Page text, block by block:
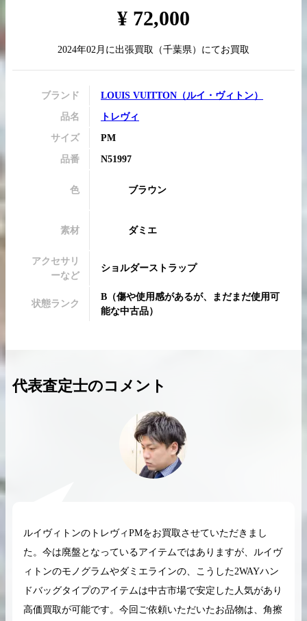
買取実績はこちらから
希少なリザード素材のバーキンの買取価格や
高く売るためのポイントを徹底解説
コラムをさらにみる
¥ 72,000
2024年02月 に出張買取 （千葉県）にてお買取
ブランド LOUIS VUITTON （ルイ・ヴィトン）
品名 トレヴィ
サイズ PM
品番 N51997
色 ブラウン
素材 ダミエ
アクセサリ
ーなど
ショルダーストラップ
状態ランク
B （傷や使用感があるが、まだまだ使用可
能な中古品）
代表査定士のコメント
ルイヴィトンのトレヴィPMをお買取させていただきまし
た。今は廃盤となっているアイテムではありますが、ルイヴ
ィトンのモノグラムやダミエラインの、こうした2WAYハン
ドバッグタイプのアイテムは中古市場で安定した人気があり
高価買取が可能です。今回ご依頼いただいたお品物は、角擦